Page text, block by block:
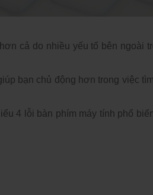
cả do nhiều yếu tố bên ngoài
bạn chủ động hơn trong việc
4 lỗi bàn phím máy tính phổ